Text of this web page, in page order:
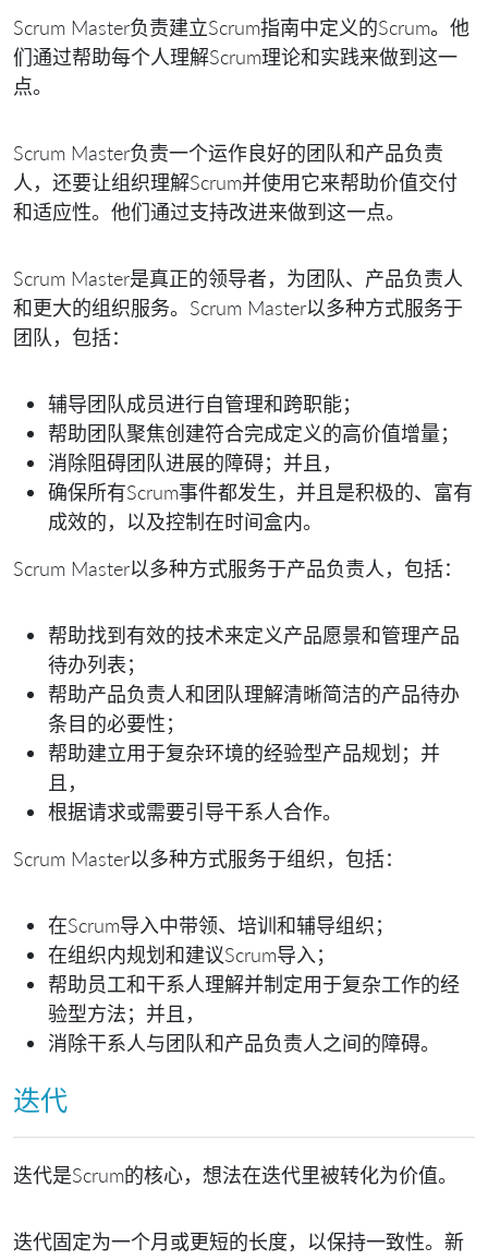
Scrum Master负责建立Scrum指南中定义的Scrum。他
们通过帮助每个人理解Scrum理论和实践来做到这一
点。
Scrum Master负责一个运作良好的团队和产品负责
人，还要让组织理解Scrum并使用它来帮助价值交付
和适应性。他们通过支持改进来做到这一点。
Scrum Master是真正的领导者，为团队、产品负责人
和更大的组织服务。Scrum Master以多种方式服务于
团队，包括：
辅导团队成员进行自管理和跨职能；
帮助团队聚焦创建符合完成定义的高价值增量；
消除阻碍团队进展的障碍；并且，
确保所有Scrum事件都发生，并且是积极的、富有
成效的，以及控制在时间盒内。
Scrum Master以多种方式服务于产品负责人，包括：
帮助找到有效的技术来定义产品愿景和管理产品
待办列表；
帮助产品负责人和团队理解清晰简洁的产品待办
条目的必要性；
帮助建立用于复杂环境的经验型产品规划；并
且，
根据请求或需要引导干系人合作。
Scrum Master以多种方式服务于组织，包括：
在Scrum导入中带领、培训和辅导组织；
在组织内规划和建议Scrum导入；
帮助员工和干系人理解并制定用于复杂工作的经
验型方法；并且，
消除干系人与团队和产品负责人之间的障碍。
迭代
迭代是Scrum的核心，想法在迭代里被转化为价值。
迭代固定为一个月或更短的长度，以保持一致性。新